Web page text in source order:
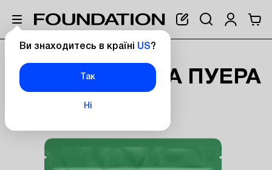
Ви знаходитесь в країні US?
Так
Ні
ЧАЙ СМОЛА ПУЕРА
25 Г